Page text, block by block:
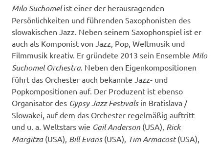
Milo Suchomelist einer der herausragenden
Persönlichkeiten und führenden Saxophonisten des
slowakischen Jazz. Neben seinem Saxophonspiel ist er
auch als Komponist von Jazz, Pop, Weltmusik und
Filmmusik kreativ. Er gründete 2013 sein Ensemble Milo
Suchomel Orchestra. Neben den Eigenkompositionen
führt das Orchester auch bekannte Jazz- und
Popkompositionen auf. Der Produzent ist ebenso
Organisator des Gypsy Jazz Festivalsin Bratislava /
Slowakei, auf dem das Orchester regelmäßig auftritt
und u. a. Weltstars wie Gail Anderson (USA), Rick
Margitza(USA), Bill Evans(USA), Tim Armacost(USA),